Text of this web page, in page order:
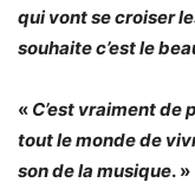
qui vont se croiser
souhaite c’est le
« C’est vraiment de
tout le monde de
son de la musique. »